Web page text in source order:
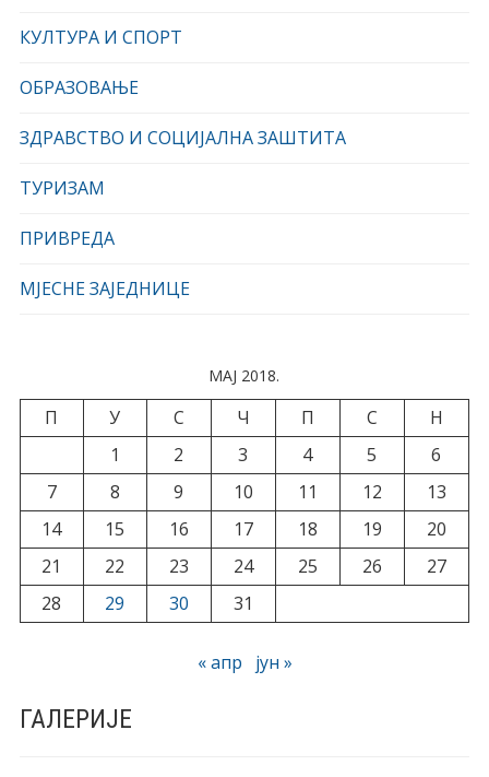
КУЛТУРА И СПОРТ
ОБРАЗОВАЊЕ
ЗДРАВСТВО И СОЦИЈАЛНА ЗАШТИТА
ТУРИЗАМ
ПРИВРЕДА
МЈЕСНЕ ЗАЈЕДНИЦЕ
МАЈ 2018.
П У С Ч П С
Н
1
2 3 4 5
6
7
8 9 10 11 12
13
14
15 16 17 18 19
20
21
22 23 24 25 26
27
28
29 30 31
« апр јун »
ГАЛЕРИЈЕ